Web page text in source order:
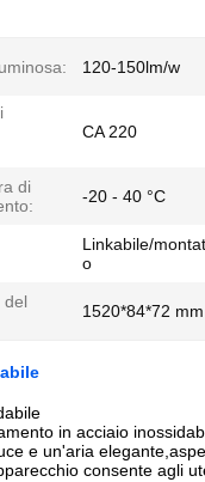
120-150lm/w
CA 220
di
-20 - 40 °C
Linkabile/
o
del
1520*84*72 mm
in acciaio
e un'aria
consente agli